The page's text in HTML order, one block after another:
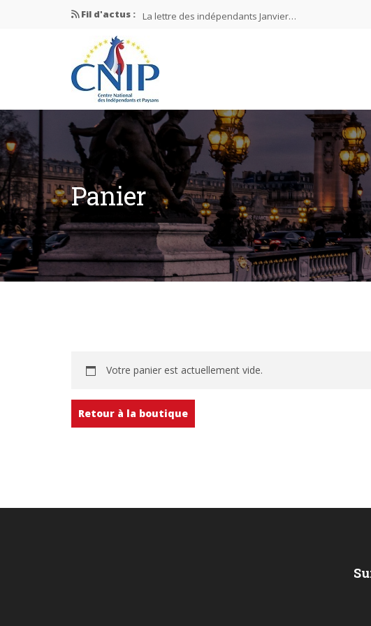
Fil d'actus : La lettre des indépendants Janvier…
La lettre des indépendants Juin…
Mission nationale ÉLECTIONS MUNICIPALES 2026
La lettre des indépendants N°2-2026
Panier
Votre panier est actuellement vide.
Retour à la boutique